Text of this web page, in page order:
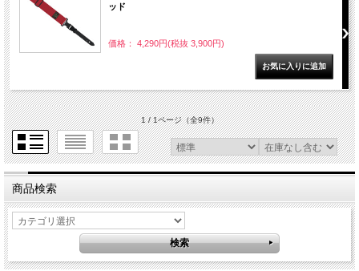
ッド
価格： 4,290円(税抜 3,900円)
1 / 1ページ（全9件）
商品検索